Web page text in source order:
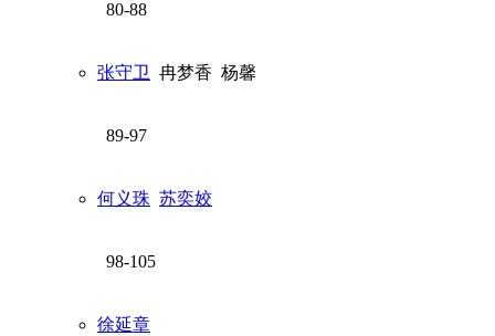
80-88
张守卫 冉梦香 杨馨
89-97
何义珠 苏奕姣
98-105
徐延章